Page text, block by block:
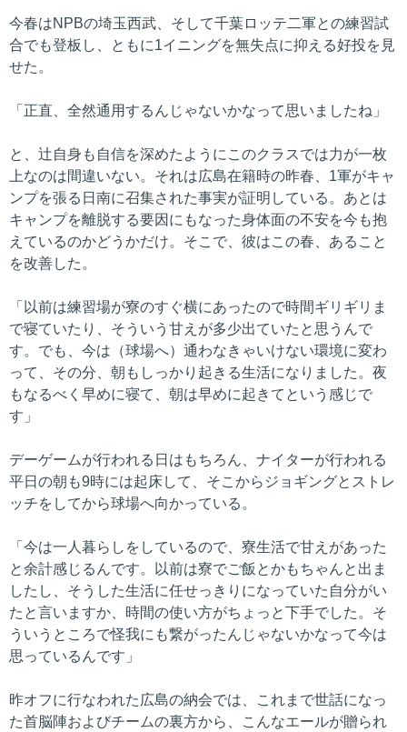
今春はNPBの埼玉西武、そして千葉ロッテ二軍との練習試
合でも登板し、ともに1イニングを無失点に抑える好投を見
せた。
「正直、全然通用するんじゃないかなって思いましたね」
と、辻自身も自信を深めたようにこのクラスでは力が一枚
上なのは間違いない。それは広島在籍時の昨春、1軍がキャ
ンプを張る日南に召集された事実が証明している。あとは
キャンプを離脱する要因にもなった身体面の不安を今も抱
えているのかどうかだけ。そこで、彼はこの春、あること
を改善した。
「以前は練習場が寮のすぐ横にあったので時間ギリギリま
で寝ていたり、そういう甘えが多少出ていたと思うんで
す。でも、今は（球場へ）通わなきゃいけない環境に変わ
って、その分、朝もしっかり起きる生活になりました。夜
もなるべく早めに寝て、朝は早めに起きてという感じで
す」
デーゲームが行われる日はもちろん、ナイターが行われる
平日の朝も9時には起床して、そこからジョギングとストレ
ッチをしてから球場へ向かっている。
「今は一人暮らしをしているので、寮生活で甘えがあった
と余計感じるんです。以前は寮でご飯とかもちゃんと出ま
したし、そうした生活に任せっきりになっていた自分がい
たと言いますか、時間の使い方がちょっと下手でした。そ
ういうところで怪我にも繋がったんじゃないかなって今は
思っているんです」
昨オフに行なわれた広島の納会では、これまで世話になっ
た首脳陣およびチームの裏方から、こんなエールが贈られ